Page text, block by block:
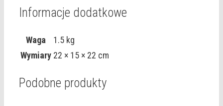
Informacje dodatkowe
Waga
1.5 kg
Wymiary 22 × 15 × 22 cm
Podobne produkty